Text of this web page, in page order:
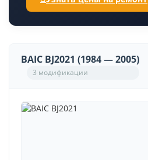
BAIC BJ2021 (1984 — 2005)
3 модификации